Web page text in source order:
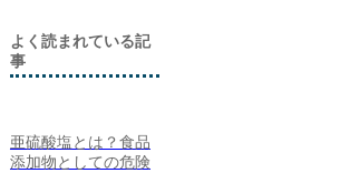
よく読まれている記
事
亜硫酸塩とは？食品
添加物としての危険